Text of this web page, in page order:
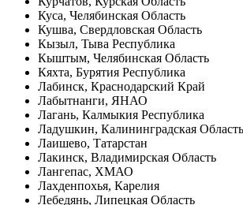
Куса, Челябинская Область
Кушва, Свердловская Область
Кызыл, Тыва Республика
Кыштым, Челябинская Область
Кяхта, Бурятия Республика
Лабинск, Краснодарский Край
Лабытнанги, ЯНАО
Лагань, Калмыкия Республика
Ладушкин, Калининградская Область
Лаишево, Татарстан
Лакинск, Владимирская Область
Лангепас, ХМАО
Лахденпохья, Карелия
Лебедянь, Липецкая Область